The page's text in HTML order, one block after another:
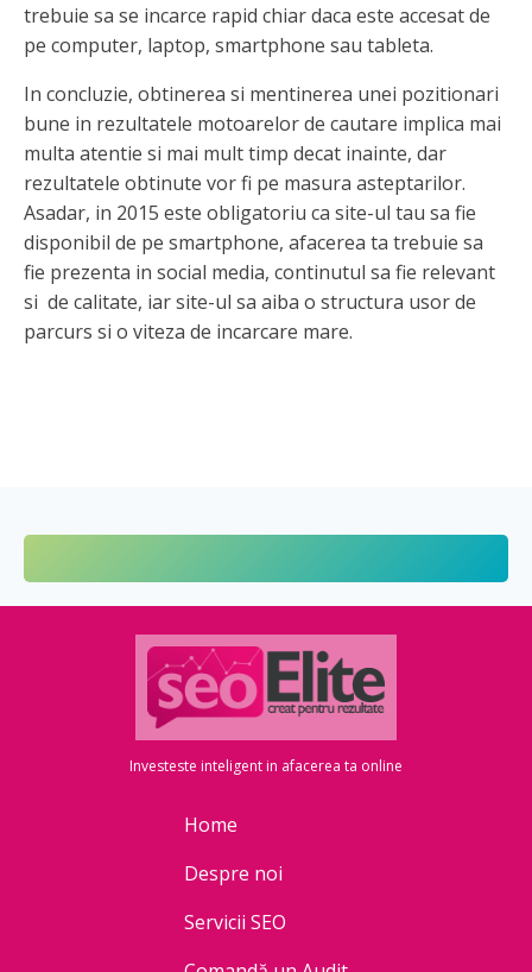
trebuie sa se incarce rapid chiar daca este accesat de
pe computer, laptop, smartphone sau tableta.
In concluzie, obtinerea si mentinerea unei pozitionari
bune in rezultatele motoarelor de cautare implica mai
multa atentie si mai mult timp decat inainte, dar
rezultatele obtinute vor fi pe masura asteptarilor.
Asadar, in 2015 este obligatoriu ca site-ul tau sa fie
disponibil de pe smartphone, afacerea ta trebuie sa
fie prezenta in social media, continutul sa fie relevant
si de calitate, iar site-ul sa aiba o structura usor de
parcurs si o viteza de incarcare mare.
Investeste inteligent in afacerea ta online
Home
Despre noi
Servicii SEO